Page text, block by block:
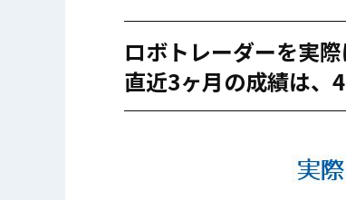
ロボトレーダーを実
直近3ヶ月の成績は